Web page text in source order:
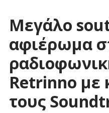
Μεγάλο
αφιέρωμα
Retrinno με
τους